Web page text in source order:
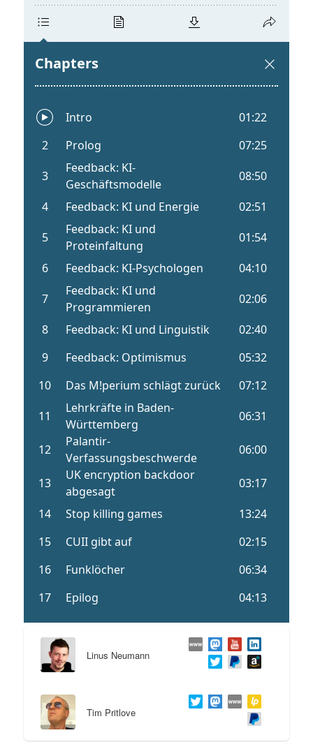
Linus Neumann
Tim Pritlove